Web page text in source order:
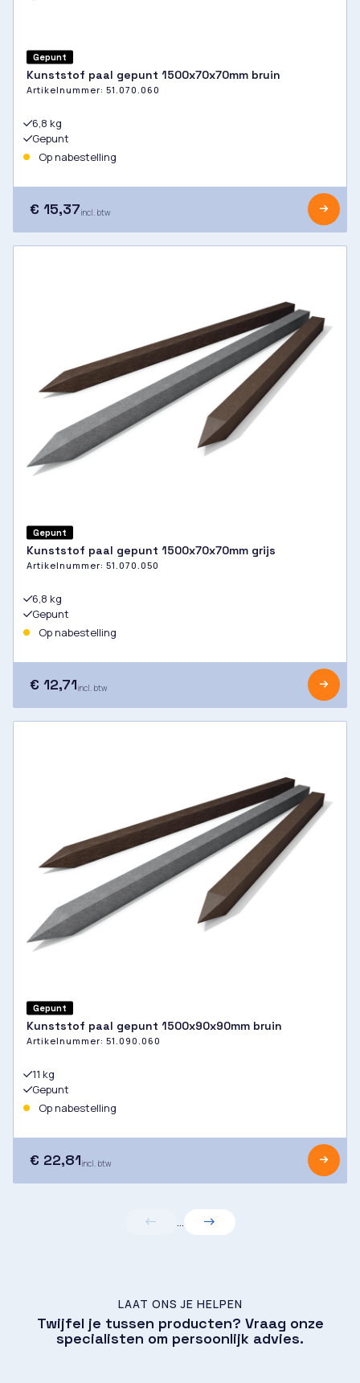
Gepunt
Kunststof paal gepunt 1500x70x70mm bruin
Artikelnummer: 51.070.060
6,8 kg
Gepunt
Op nabestelling
€ 15,37incl. btw
Gepunt
Kunststof paal gepunt 1500x70x70mm grijs
Artikelnummer: 51.070.050
6,8 kg
Gepunt
Op nabestelling
€ 12,71incl. btw
Gepunt
Kunststof paal gepunt 1500x90x90mm bruin
Artikelnummer: 51.090.060
11 kg
Gepunt
Op nabestelling
€ 22,81incl. btw
LAAT ONS JE HELPEN
Twijfel je tussen producten? Vraag onze
specialisten om persoonlijk advies.